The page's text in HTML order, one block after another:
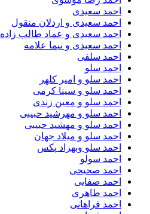
احمد سعیدی
احمد سعیدی و اردلان منقول
احمد سعیدی و عماد طالب زاده
احمد سعیدی و نیما علامه
احمد سلفی
احمد سلو
احمد سلو و امیر کلهر
احمد سلو و سینا کرمی
احمد سلو و معین زندی
احمد سلو و مهرشید حبیبی
احمد سلو و مهشید حبیبی
احمد سلو و میلاد جهان
احمد سلو وبهزاد پکس
احمد سولو
احمد صحیحی
احمد صفایی
احمد طاهری
احمد فراهانی